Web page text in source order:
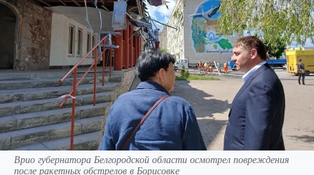
Врио губернатора Белгородской области осмотрел повреждения
после ракетных обстрелов в Борисовке